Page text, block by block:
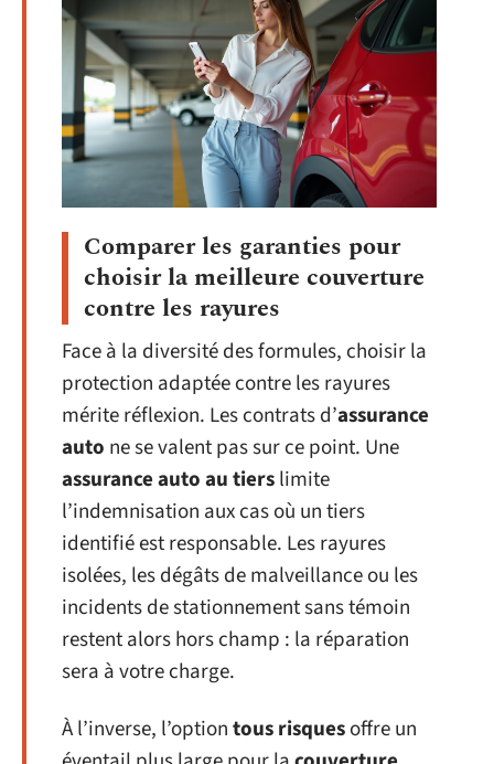
Comparer les garanties pour
choisir la meilleure couverture
contre les rayures
Face à la diversité des formules, choisir la
protection adaptée contre les rayures
mérite réflexion. Les contrats d’assurance
auto ne se valent pas sur ce point. Une
assurance auto au tierslimite
l’indemnisation aux cas où un tiers
identifié est responsable. Les rayures
isolées, les dégâts de malveillance ou les
incidents de stationnement sans témoin
restent alors hors champ : la réparation
sera à votre charge.
À l’inverse, l’optiontous risquesoffre un